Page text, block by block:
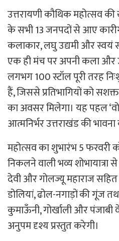
उत्तरायणी कौथिक महोत्सव
के सभी 13 जनपदों से आए
कलाकार, लघु उद्यमी और स्वयं
एक ही मंच पर अपनी कला और
लगभग 100 स्टॉल पूरी तरह
हैं, जिससे प्रतिभागियों को
का अवसर मिलेगा। यह पहल
आत्मनिर्भर उत्तराखंड की
महोत्सव का शुभारंभ 5 फरवरी
निकलने वाली भव्य शोभायात्रा से
देवी और गोलज्यू महाराज
डोलियां, ढोल-नगाड़ों की गूंज
कुमाऊँनी, गोर्खाली और
अनुपम दृश्य प्रस्तुत करेगी।